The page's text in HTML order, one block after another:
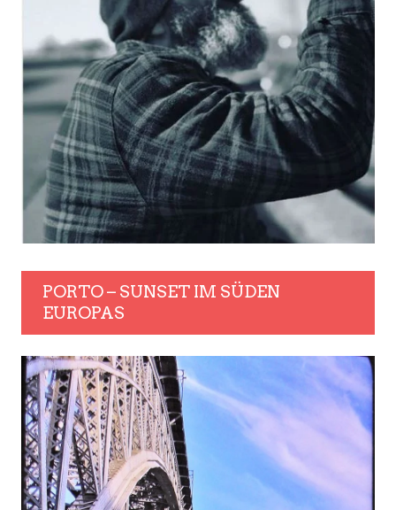
PORTO – SUNSET IM SÜDEN
EUROPAS